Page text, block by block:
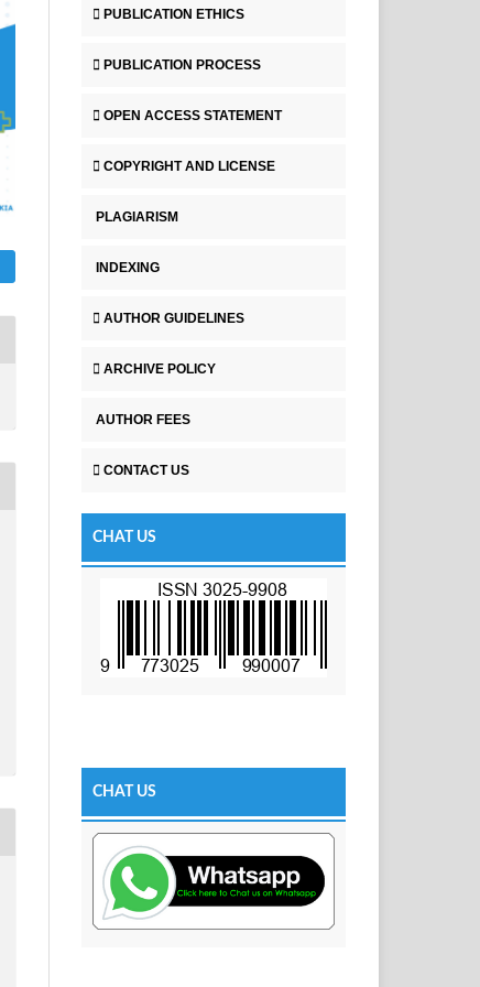
PUBLICATION ETHICS
PUBLICATION PROCESS
OPEN ACCESS STATEMENT
COPYRIGHT AND LICENSE
PLAGIARISM
INDEXING
AUTHOR GUIDELINES
ARCHIVE POLICY
AUTHOR FEES
CONTACT US
CHAT US
CHAT US